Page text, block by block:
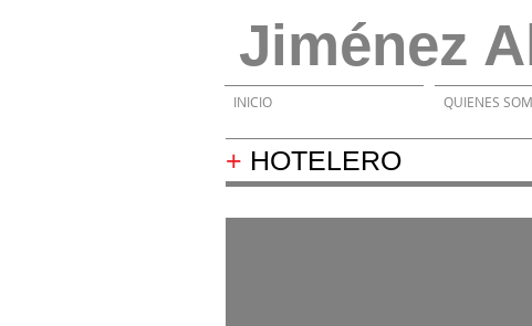
Jiménez
INICIO QUIENES
+ HOTELERO